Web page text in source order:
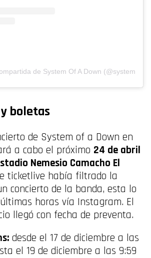
de System Of A Down
boletas
de System of a Down en
a cabo el próximo 24 de abril
Nemesio Camacho El
ticketlive había filtrado la
concierto de la banda, esta lo
horas vía Instagram. El
llegó con fecha de preventa.
desde el 17 de diciembre a las
el 19 de diciembre a las 9:59